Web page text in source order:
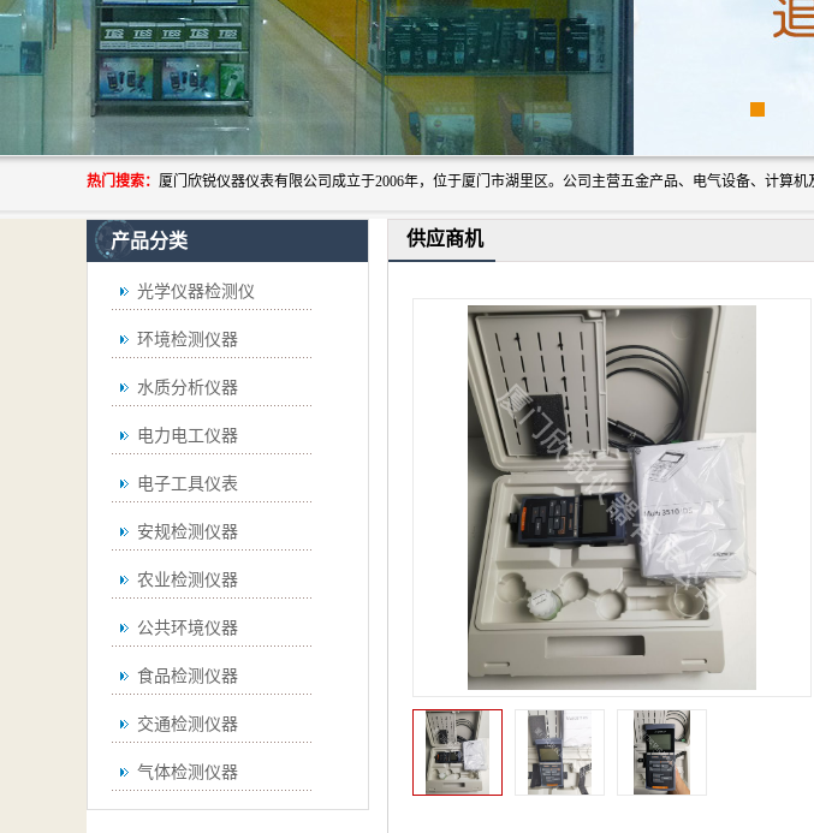
热门搜索：
产品分类
光学仪器检测仪
环境检测仪器
水质分析仪器
电力电工仪器
电子工具仪表
安规检测仪器
农业检测仪器
公共环境仪器
食品检测仪器
交通检测仪器
气体检测仪器
供应商机